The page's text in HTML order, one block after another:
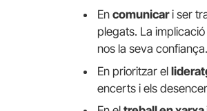
En comunicari ser
plegats. La
nos la seva confiança.
En prioritzar el
encerts i els